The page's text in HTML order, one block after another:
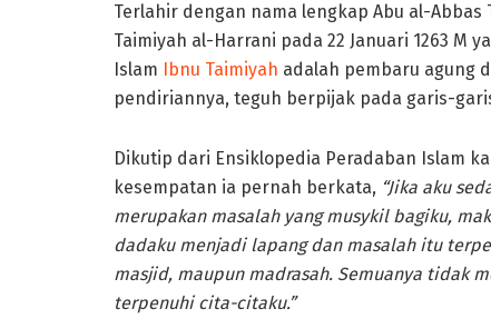
Terlahir dengan nama lengkap Abu al-
Taimiyah al-Harrani pada 22 Januari 1263 M
Islam Ibnu Taimiyah adalah pembaru agung
pendiriannya, teguh berpijak pada garis-
Dikutip dari Ensiklopedia Peradaban Islam
kesempatan ia pernah berkata, “Jika aku
merupakan masalah yang musykil bagiku,
dadaku menjadi lapang dan masalah itu
masjid, maupun madrasah. Semuanya tidak
terpenuhi cita-citaku.”